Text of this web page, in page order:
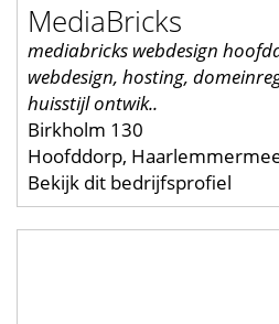
MediaBricks
mediabricks webdesign
webdesign, hosting,
huisstijl ontwik..
Birkholm 130
Hoofddorp,
Bekijk dit bedrijfsprofiel